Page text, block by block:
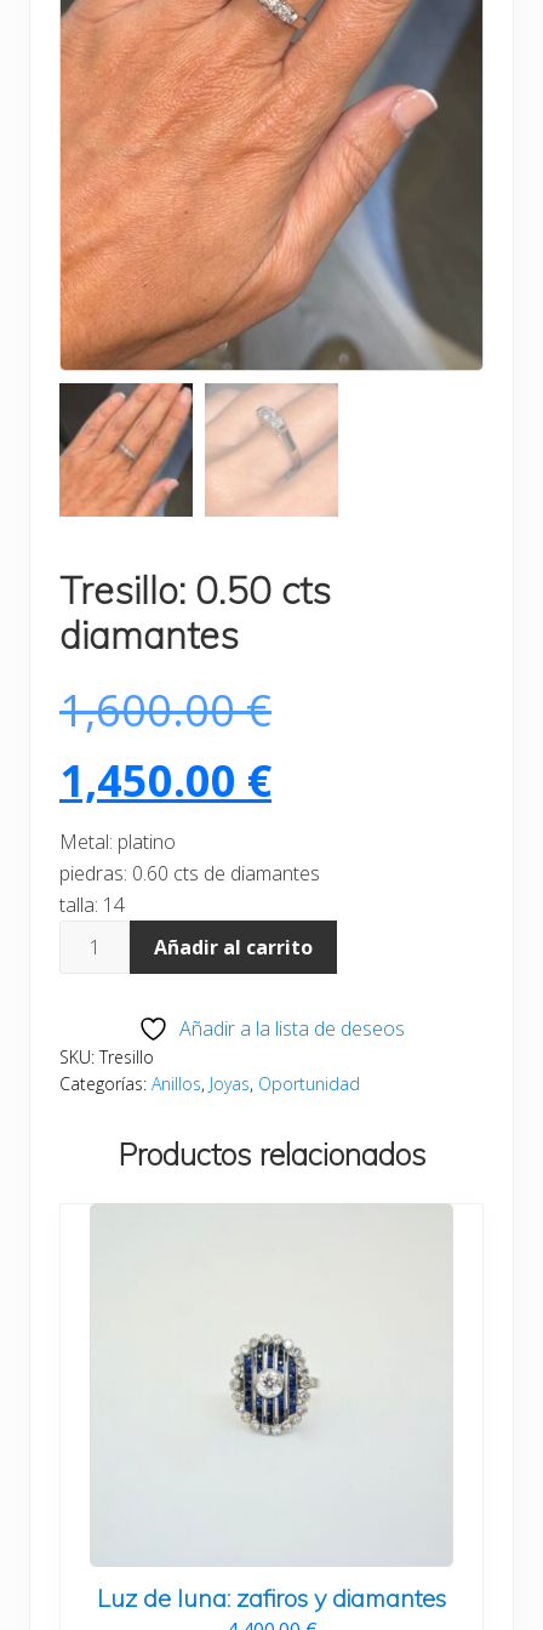
Tresillo: 0.50 cts
diamantes
1,600.00€El
precio
era:
1,600.00 €.
1,450.00 €El
actual
es:
1,450.00 €.
Metal: platino
piedras: 0.60 cts de diamantes
talla: 14
Tresillo:
diamantes
cantidad
Añadir al carrito
Añadir a la lista de deseos
SKU:Tresillo
Categorías: Anillos, Joyas, Oportunidad
Productos relacionados
Luz de luna: zafiros y diamantes